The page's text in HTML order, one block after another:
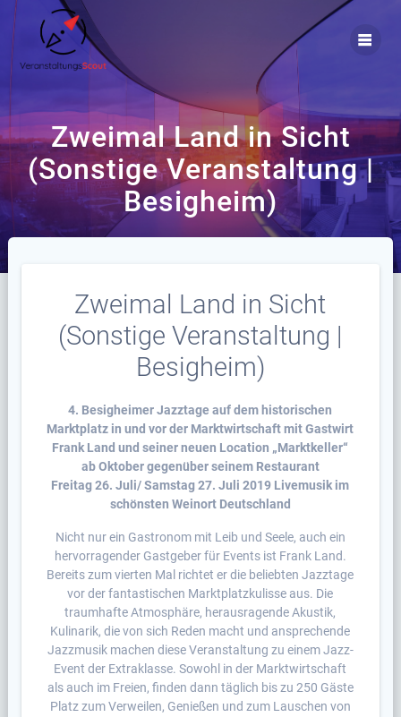
Zweimal Land in Sicht
(Sonstige Veranstaltung |
Besigheim)
Zweimal Land in Sicht
(Sonstige Veranstaltung |
Besigheim)
4. Besigheimer Jazztage auf dem historischen
Marktplatz in und vor der Marktwirtschaft mit Gastwirt
Frank Land und seiner neuen Location „Marktkeller“
ab Oktober gegenüber seinem Restaurant
Freitag 26. Juli/ Samstag 27. Juli 2019 Livemusik im
schönsten Weinort Deutschland
Nicht nur ein Gastronom mit Leib und Seele, auch ein
hervorragender Gastgeber für Events ist Frank Land.
Bereits zum vierten Mal richtet er die beliebten Jazztage
vor der fantastischen Marktplatzkulisse aus. Die
traumhafte Atmosphäre, herausragende Akustik,
Kulinarik, die von sich Reden macht und ansprechende
Jazzmusik machen diese Veranstaltung zu einem Jazz-
Event der Extraklasse. Sowohl in der Marktwirtschaft
als auch im Freien, finden dann täglich bis zu 250 Gäste
Platz zum Verweilen, Genießen und zum Lauschen von